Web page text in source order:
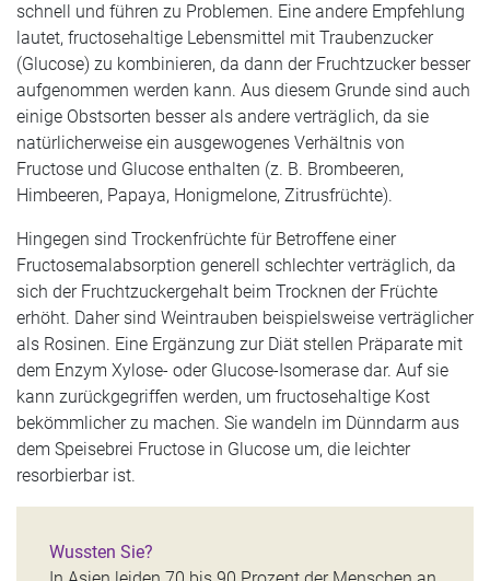
schnell und führen zu Problemen. Eine andere Empfehlung
lautet, fructosehaltige Lebensmittel mit Traubenzucker
(Glucose) zu kombinieren, da dann der Fruchtzucker besser
aufgenommen werden kann. Aus diesem Grunde sind auch
einige Obstsorten besser als andere verträglich, da sie
natürlicherweise ein ausgewogenes Verhältnis von
Fructose und Glucose enthalten (z. B. Brombeeren,
Himbeeren, Papaya, Honigmelone, Zitrusfrüchte).
Hingegen sind Trockenfrüchte für Betroffene einer
Fructosemalabsorption generell schlechter verträglich, da
sich der Fruchtzuckergehalt beim Trocknen der Früchte
erhöht. Daher sind Weintrauben beispielsweise verträglicher
als Rosinen. Eine Ergänzung zur Diät stellen Präparate mit
dem Enzym Xylose- oder Glucose-Isomerase dar. Auf sie
kann zurückgegriffen werden, um fructosehaltige Kost
bekömmlicher zu machen. Sie wandeln im Dünndarm aus
dem Speisebrei Fructose in Glucose um, die leichter
resorbierbar ist.
Wussten Sie?